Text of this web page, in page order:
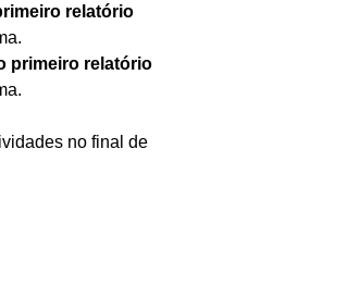
relatório
primeiro relatório
no final de